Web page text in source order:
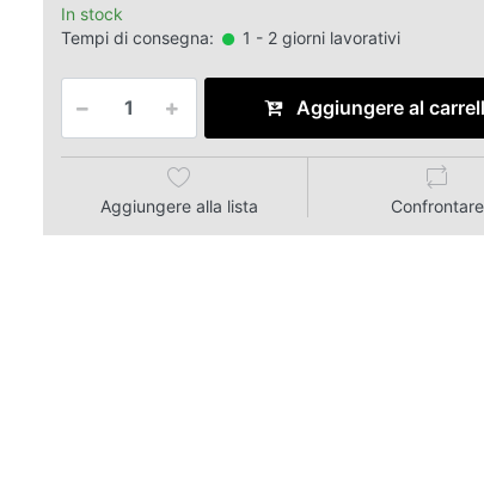
In stock
Tempi di consegna:
1 - 2 giorni lavorativi
Aggiungere al
Aggiungere alla lista Confrontare